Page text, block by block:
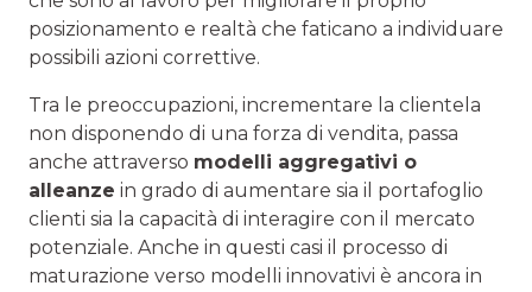
posizionamento e realtà che faticano a individuare
possibili azioni correttive.
Tra le preoccupazioni, incrementare la clientela
non disponendo di una forza di vendita, passa
anche attraverso modelli aggregativi o
alleanze in grado di aumentare sia il portafoglio
clienti sia la capacità di interagire con il mercato
potenziale. Anche in questi casi il processo di
maturazione verso modelli innovativi è ancora in